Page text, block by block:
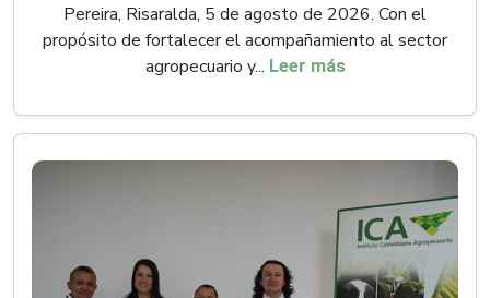
Pereira, Risaralda, 5 de agosto de 2026. Con el
propósito de fortalecer el acompañamiento al sector
agropecuario y... Leer más